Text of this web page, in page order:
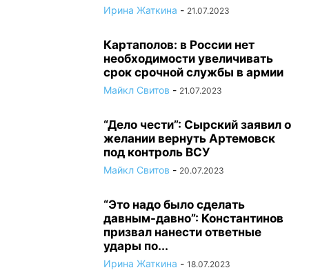
Ирина Жаткина - 21.07.2023
Картаполов: в России нет
необходимости увеличивать
срок срочной службы в армии
Майкл Свитов - 21.07.2023
“Дело чести”: Сырский заявил о
желании вернуть Артемовск
под контроль ВСУ
Майкл Свитов - 20.07.2023
“Это надо было сделать
давным-давно”: Константинов
призвал нанести ответные
удары по...
Ирина Жаткина - 18.07.2023